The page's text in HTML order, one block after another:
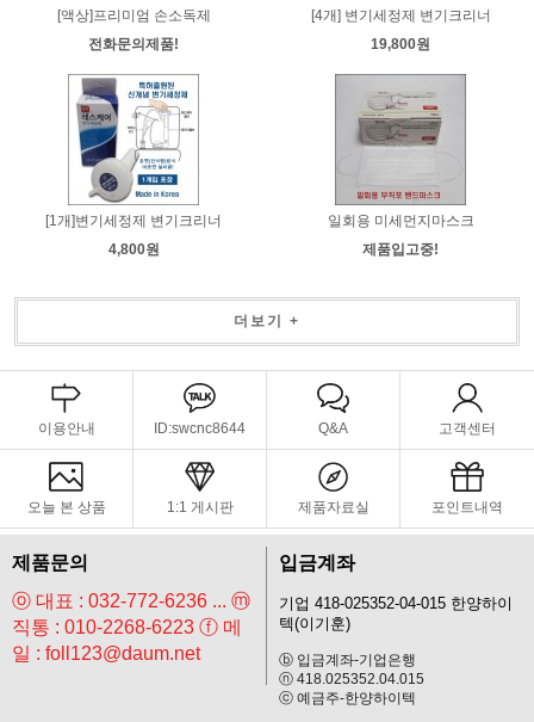
[액상]프리미엄 손소독제
전화문의제품!
[4개] 변기세정제 변기크리너
19,800원
[1개]변기세정제 변기크리너
4,800원
일회용 미세먼지마스크
제품입고중!
더보기 +
이용안내 ID:swcnc8644 Q&A 고객센터
오늘 본 상품 1:1 게시판 제품자료실 포인트내역
제품문의
ⓞ 대표 : 032-772-6236 ... ⓜ
직통 : 010-2268-6223 ⓕ 메
일 : foll123@daum.net
입금계좌
기업 418-025352-04-015 한양하이
텍(이기훈)
ⓑ 입금계좌-기업은행
ⓝ 418.025352.04.015
ⓒ 예금주-한양하이텍